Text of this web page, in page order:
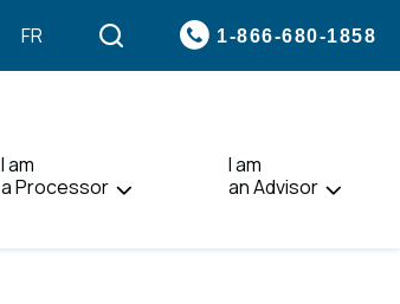
I am
a Processor
I am
an Advisor
FRVISIT
1-866-680-1858